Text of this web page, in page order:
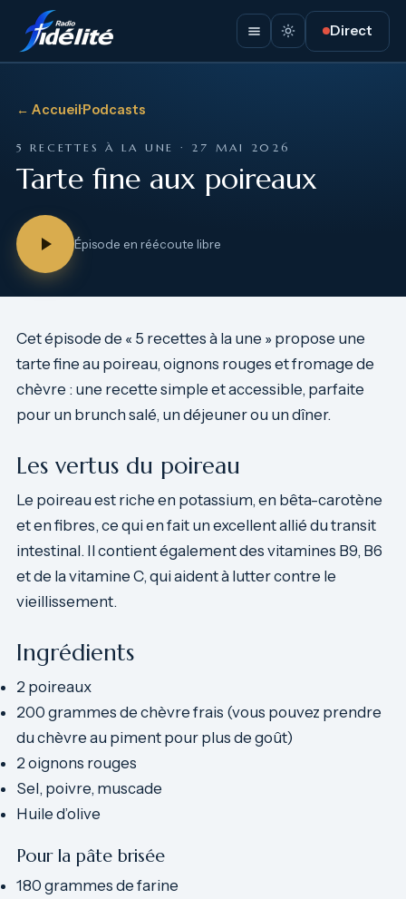
Direct
← Accueil·Podcasts
5 RECETTES À LA UNE · 27 MAI 2026
Tarte fine aux poireaux
Épisode en réécoute libre
Cet épisode de « 5 recettes à la une » propose une
tarte fine au poireau, oignons rouges et fromage de
chèvre : une recette simple et accessible, parfaite
pour un brunch salé, un déjeuner ou un dîner.
Les vertus du poireau
Le poireau est riche en potassium, en bêta-carotène
et en fibres, ce qui en fait un excellent allié du transit
intestinal. Il contient également des vitamines B9, B6
et de la vitamine C, qui aident à lutter contre le
vieillissement.
Ingrédients
2 poireaux
200 grammes de chèvre frais (vous pouvez prendre
du chèvre au piment pour plus de goût)
2 oignons rouges
Sel, poivre, muscade
Huile d’olive
Pour la pâte brisée
180 grammes de farine